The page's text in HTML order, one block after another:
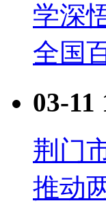
学深
全国
03-11
荆门
推动